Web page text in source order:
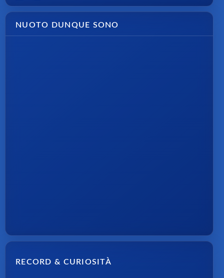
NUOTO DUNQUE SONO
RECORD & CURIOSITÀ